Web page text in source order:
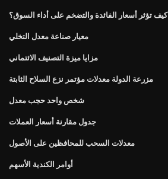
كيف تؤثر أسعار الفائدة والتضخم على أداء السوق؟
معيار صناعة معدل التخلي
مزايا ميزة التصنيف الائتماني
مزرعة الدولة معدلات مؤتمر نزع السلاح الثابتة
شخص واحد حجب معدل
جدول مقارنة أسعار العملات
معدلات السحب للمحافظين على الأصول
أوامر الكندية الأسهم